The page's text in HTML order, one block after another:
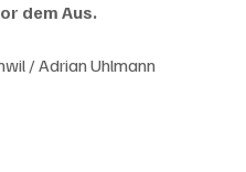
dem Aus.
/ Adrian Uhlmann